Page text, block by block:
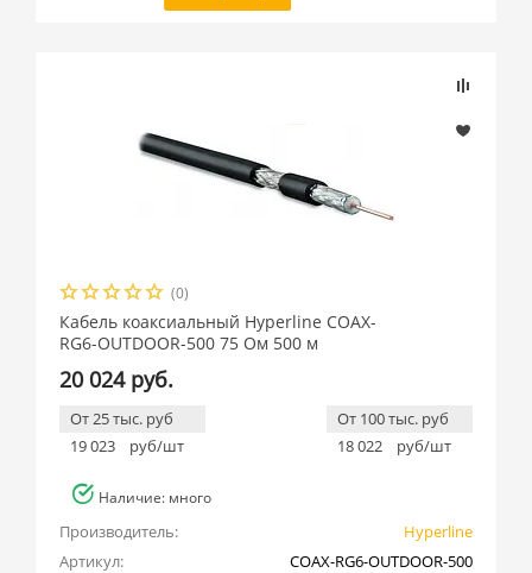
(0)
Кабель коаксиальный Hyperline COAX-
RG6-OUTDOOR-500 75 Ом 500 м
20 024 руб.
От 25 тыс. руб
19 023
руб/шт
От 100 тыс. руб
18 022
руб/шт
Наличие: много
Производитель:
Hyperline
Артикул:
COAX-RG6-OUTDOOR-500